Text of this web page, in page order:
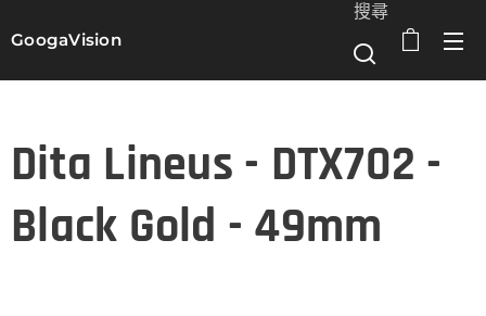
GoogaVision
搜尋
Dita Lineus - DTX702 -
Black Gold - 49mm